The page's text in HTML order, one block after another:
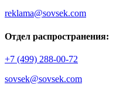
reklama@sovsek.com
Отдел распространения:
+7 (499) 288-00-72
sovsek@sovsek.com